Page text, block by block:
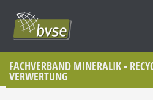
FACHVERBAND MINERALIK -
VERWERTUNG